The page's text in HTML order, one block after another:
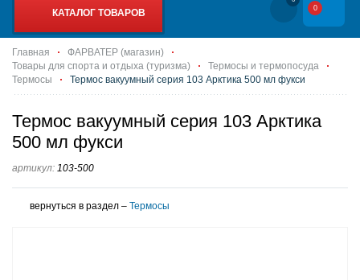
КАТАЛОГ ТОВАРОВ 0
Главная
ФАРВАТЕР (магазин)
Товары для спорта и отдыха (туризма)
Термосы и термопосуда
Термосы
Термос вакуумный серия 103 Арктика 500 мл фукси
Термос вакуумный серия 103 Арктика
500 мл фукси
артикул: 103-500
вернуться в раздел – Термосы